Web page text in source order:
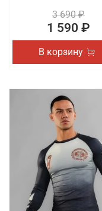
3 690 ₽
1 590 ₽
В корзину